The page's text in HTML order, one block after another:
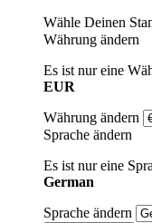
Wähle Deinen
Währung ändern
Es ist nur eine
EUR
Währung ändern
Sprache ändern
Es ist nur eine
German
Sprache ändern